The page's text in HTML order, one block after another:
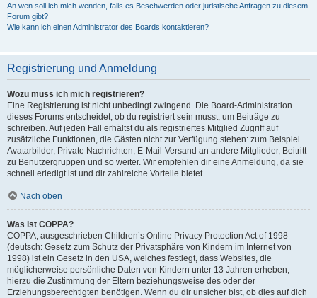
An wen soll ich mich wenden, falls es Beschwerden oder juristische Anfragen zu diesem
Forum gibt?
Wie kann ich einen Administrator des Boards kontaktieren?
Registrierung und Anmeldung
Wozu muss ich mich registrieren?
Eine Registrierung ist nicht unbedingt zwingend. Die Board-Administration
dieses Forums entscheidet, ob du registriert sein musst, um Beiträge zu
schreiben. Auf jeden Fall erhältst du als registriertes Mitglied Zugriff auf
zusätzliche Funktionen, die Gästen nicht zur Verfügung stehen: zum Beispiel
Avatarbilder, Private Nachrichten, E-Mail-Versand an andere Mitglieder, Beitritt
zu Benutzergruppen und so weiter. Wir empfehlen dir eine Anmeldung, da sie
schnell erledigt ist und dir zahlreiche Vorteile bietet.
Nach oben
Was ist COPPA?
COPPA, ausgeschrieben Children’s Online Privacy Protection Act of 1998
(deutsch: Gesetz zum Schutz der Privatsphäre von Kindern im Internet von
1998) ist ein Gesetz in den USA, welches festlegt, dass Websites, die
möglicherweise persönliche Daten von Kindern unter 13 Jahren erheben,
hierzu die Zustimmung der Eltern beziehungsweise des oder der
Erziehungsberechtigten benötigen. Wenn du dir unsicher bist, ob dies auf dich